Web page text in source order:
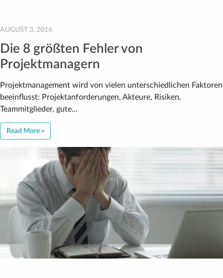
AUGUST 3, 2016
Die 8 größten Fehler von
Projektmanagern
Projektmanagement wird von vielen unterschiedlichen Faktoren
beeinflusst: Projektanforderungen, Akteure, Risiken,
Teammitglieder, gute…
Read More »